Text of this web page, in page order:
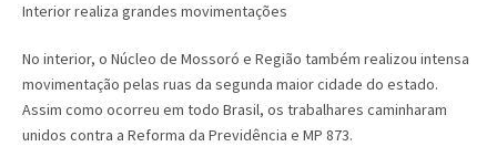
Interior realiza grandes movimentações
No interior, o Núcleo de Mossoró e Região também realizou intensa
movimentação pelas ruas da segunda maior cidade do estado.
Assim como ocorreu em todo Brasil, os trabalhares caminharam
unidos contra a Reforma da Previdência e MP 873.